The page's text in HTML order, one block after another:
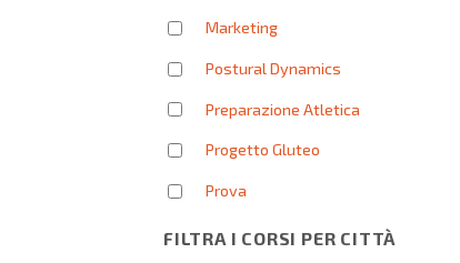
Marketing
Postural Dynamics
Preparazione Atletica
Progetto Gluteo
Prova
FILTRA I CORSI PER CITTÀ